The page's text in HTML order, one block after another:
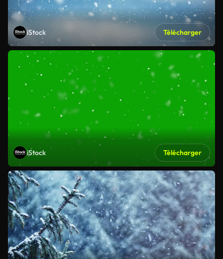
iStock Télécharger
iStock Télécharger